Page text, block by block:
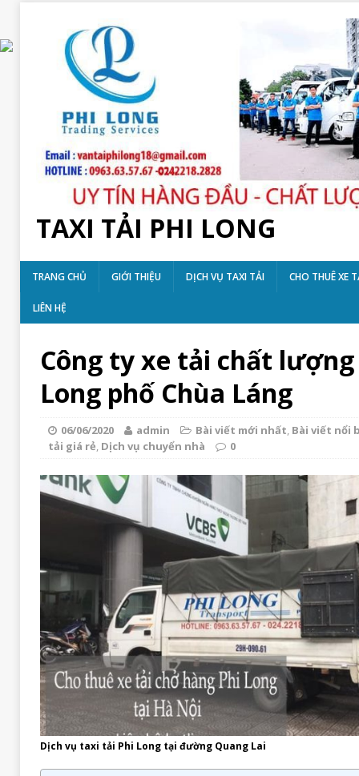
TAXI TẢI PHI LONG
TRANG CHỦ GIỚI THIỆU DỊCH VỤ TAXI TẢI CHO THUÊ XE
LIÊN HỆ
Công ty xe tải chất lượng
Long phố Chùa Láng
06/06/2020 admin Bài viết mới nhất, Bài viết nổi
tải giá rẻ, Dịch vụ chuyển nhà 0
Dịch vụ taxi tải Phi Long tại đường Quang Lai